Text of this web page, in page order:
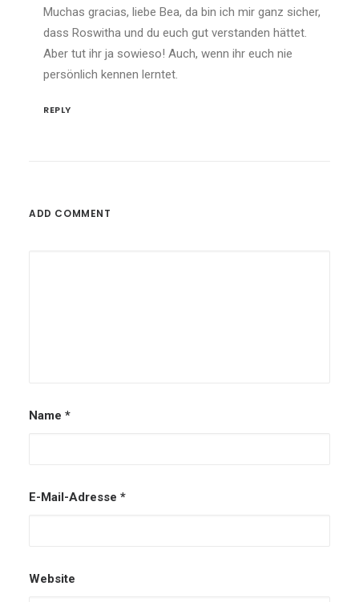
Muchas gracias, liebe Bea, da bin ich mir ganz sicher,
dass Roswitha und du euch gut verstanden hättet.
Aber tut ihr ja sowieso! Auch, wenn ihr euch nie
persönlich kennen lerntet.
REPLY
ADD COMMENT
Name *
E-Mail-Adresse *
Website